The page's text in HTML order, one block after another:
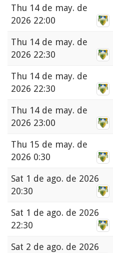
Thu 14 de may. de
2026 22:00
Thu 14 de may. de
2026 22:30
Thu 14 de may. de
2026 22:30
Thu 14 de may. de
2026 23:00
Thu 15 de may. de
2026 0:30
Sat 1 de ago. de 2026
20:30
Sat 1 de ago. de 2026
22:30
Sat 2 de ago. de 2026